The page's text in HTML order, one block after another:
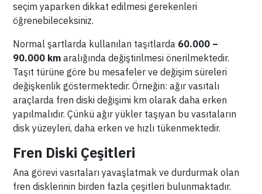
seçim yaparken dikkat edilmesi gerekenleri
öğrenebileceksiniz.
Normal şartlarda kullanılan taşıtlarda 60.000 –
90.000 km aralığında değiştirilmesi önerilmektedir.
Taşıt türüne göre bu mesafeler ve değişim süreleri
değişkenlik göstermektedir. Örneğin: ağır vasıtalı
araçlarda fren diski değişimi km olarak daha erken
yapılmalıdır. Çünkü ağır yükler taşıyan bu vasıtaların
disk yüzeyleri, daha erken ve hızlı tükenmektedir.
Fren Diski Çeşitleri
Ana görevi vasıtaları yavaşlatmak ve durdurmak olan
fren disklerinin birden fazla çeşitleri bulunmaktadır.